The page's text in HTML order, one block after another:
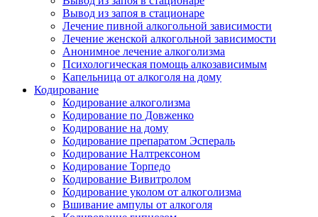
Вывод из запоя в стационаре
Лечение пивной алкогольной зависимости
Лечение женской алкогольной зависимости
Анонимное лечение алкоголизма
Психологическая помощь алкозависимым
Капельница от алкоголя на дому
Кодирование
Кодирование алкоголизма
Кодирование по Довженко
Кодирование на дому
Кодирование препаратом Эспераль
Кодирование Налтрексоном
Кодирование Торпедо
Кодирование Вивитролом
Кодирование уколом от алкоголизма
Вшивание ампулы от алкоголя